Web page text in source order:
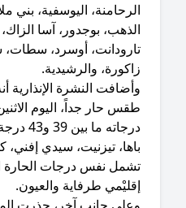
اليوسفية، بني ملال،
بوجدور، آسا الزاك،
أوسرد، سطات،
والرشيدية.
النشرة الإنذارية أنه من
حار جداً، اليوم الاثنين وغداً
درجاته ما بين 39 و43
تيزنيت، سيدي إفني، كلميم،
نفس درجات الحارة المرتفعة
طرفاية والعيون.